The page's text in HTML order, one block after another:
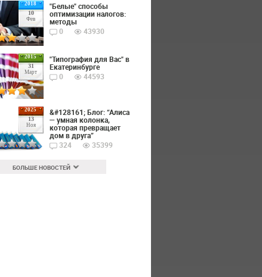
2018
10
Фев
"Белые" способы
оптимизации налогов:
методы
0
43930
2015
31
Март
"Типография для Вас" в
Екатеринбурге
0
44593
2025
13
Ноя
&#128161; Блог: “Алиса
— умная колонка,
которая превращает
дом в друга”
324
35399
БОЛЬШЕ НОВОСТЕЙ